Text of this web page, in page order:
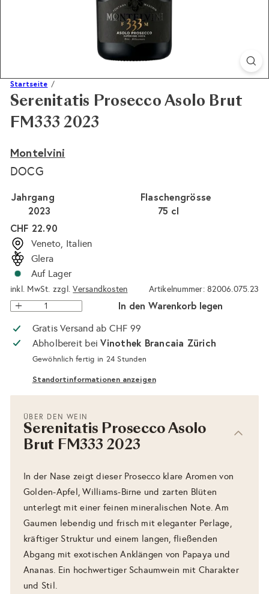
Startseite
Serenitatis Prosecco Asolo Brut
FM333 2023
Montelvini
DOCG
Flaschengrösse
75 cl
Jahrgang
2023
Normaler
Preis
CHF 22.90
Veneto, Italien
Glera
Auf Lager
inkl. MwSt. zzgl.Versandkosten Artikelnummer: 82006.075.23
In den Warenkorb legen
Gratis Versand ab CHF 99
Abholbereit beiVinothek Brancaia Zürich
Gewöhnlich fertig in 24 Stunden
Standortinformationen anzeigen
ÜBER DEN WEIN
Serenitatis Prosecco Asolo
Brut FM333 2023
In der Nase zeigt dieser Prosecco klare Aromen von
Golden-Apfel, Williams-Birne und zarten Blüten
unterlegt mit einer feinen mineralischen Note. Am
Gaumen lebendig und frisch mit eleganter Perlage,
kräftiger Struktur und einem langen, fließenden
Abgang mit exotischen Anklängen von Papaya und
Ananas. Ein hochwertiger Schaumwein mit Charakter
und Stil.